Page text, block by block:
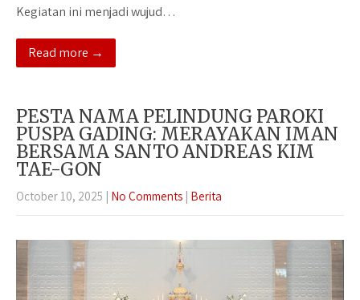
Kegiatan ini menjadi wujud…
Read more →
PESTA NAMA PELINDUNG PAROKI
PUSPA GADING: MERAYAKAN IMAN
BERSAMA SANTO ANDREAS KIM
TAE-GON
October 10, 2025 | No Comments | Berita